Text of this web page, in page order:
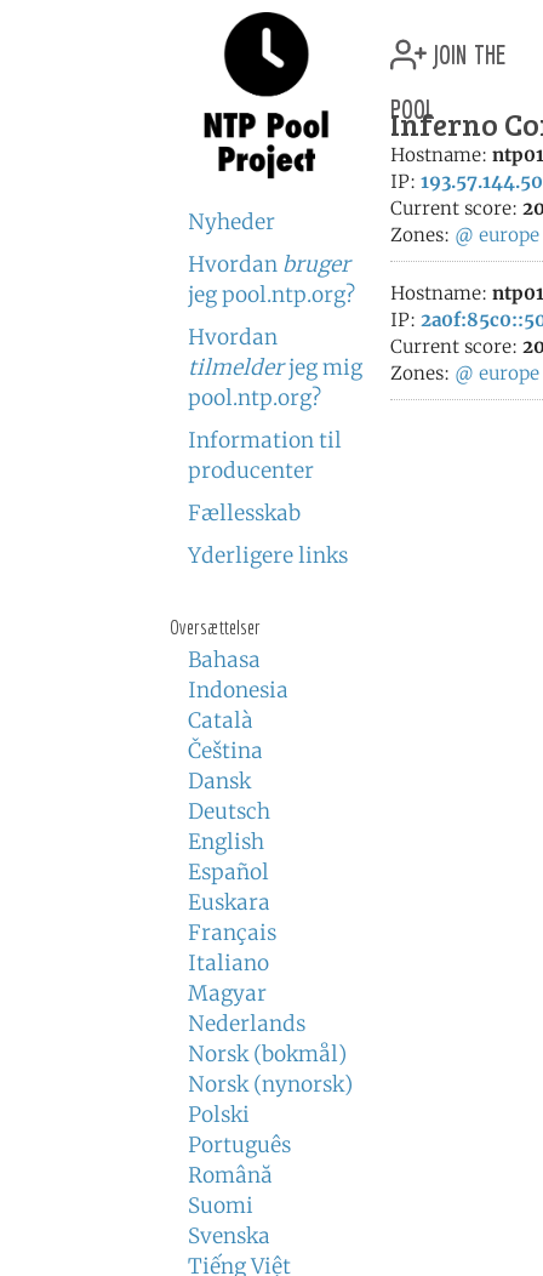
Nyheder
Hvordan bruger
jeg pool.ntp.org?
Hvordan
tilmelderjeg mig
pool.ntp.org?
Information til
producenter
Fællesskab
Yderligere links
Oversættelser
Bahasa
Indonesia
Català
Čeština
Dansk
Deutsch
English
Español
Euskara
Français
Italiano
Magyar
Nederlands
Norsk (bokmål)
Norsk (nynorsk)
Polski
Português
Română
Suomi
Svenska
Tiếng Việt
join the
pool
Inferno
Hostname:
IP: 193.57.144.50
Current score:
Zones: @ europe
Hostname:
IP:
Current score:
Zones: @ europe